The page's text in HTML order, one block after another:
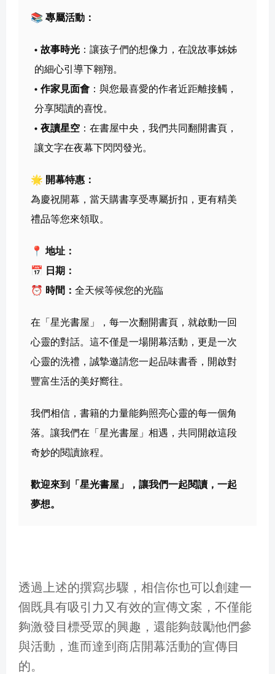
📚 專屬活動：
故事時光 ：讓孩子們的想像力，在說故事姊姊
的細心引導下翱翔。
作家見面會 ：與您最喜愛的作者近距離接觸，
分享閱讀的喜悅。
夜讀星空 ：在書屋中央，我們共同翻開書頁，
讓文字在夜幕下閃閃發光。
🌟 開幕特惠：
為慶祝開幕，當天購書享受專屬折扣，更有精美
禮品等您來領取。
📍 地址：
📅 日期：
⏰ 時間： 全天候等候您的光臨
在「星光書屋」，每一次翻開書頁，就啟動一回
心靈的對話。這不僅是一場開幕活動，更是一次
心靈的洗禮，誠摯邀請您一起品味書香，開啟對
豐富生活的美好嚮往。
我們相信，書籍的力量能夠照亮心靈的每一個角
落。讓我們在「星光書屋」相遇，共同開啟這段
奇妙的閱讀旅程。
歡迎來到「星光書屋」，讓我們一起閱讀，一起
夢想。
透過上述的撰寫步驟，相信你也可以創建一
個既具有吸引力又有效的宣傳文案，不僅能
夠激發目標受眾的興趣，還能夠鼓勵他們參
與活動，進而達到商店開幕活動的宣傳目
的。